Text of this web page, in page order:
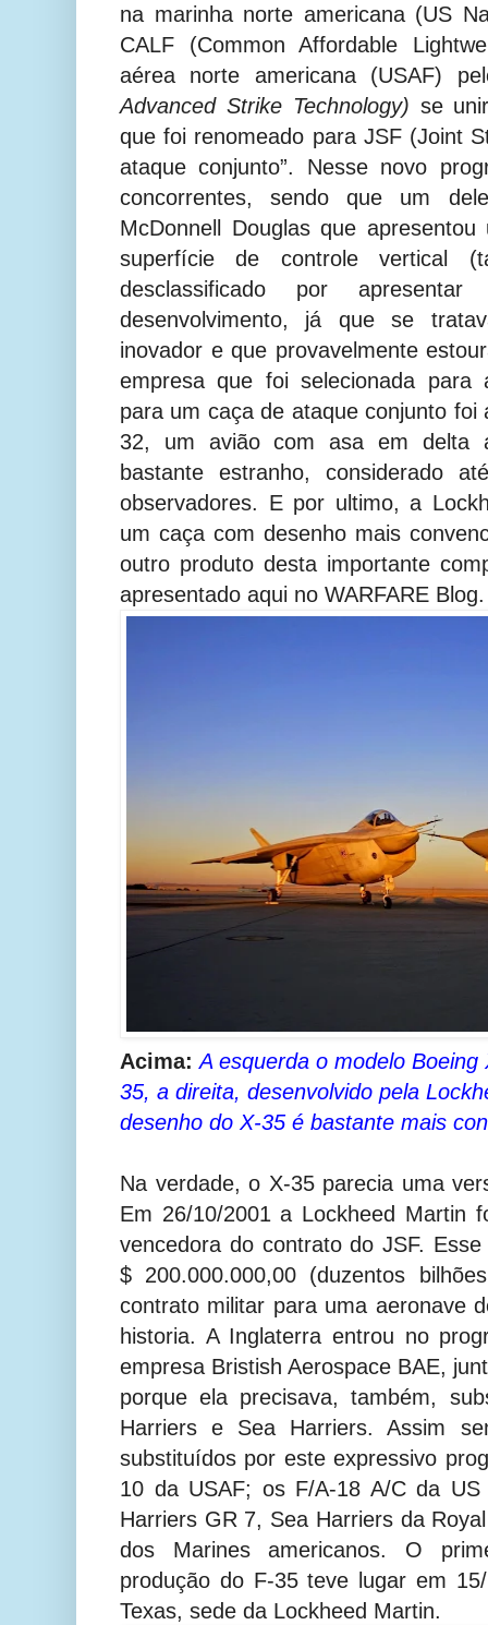
na marinha norte americana (US
CALF (Common Affordable
aérea norte americana (USAF)
Advanced Strike Technology) se
que foi renomeado para JSF (Joint
ataque conjunto”. Nesse novo
concorrentes, sendo que um
McDonnell Douglas que
superfície de controle vertical
desclassificado por
desenvolvimento, já que se
inovador e que provavelmente
empresa que foi selecionada para
para um caça de ataque conjunto
32, um avião com asa em delta
bastante estranho, considerado
observadores. E por ultimo, a
um caça com desenho mais
outro produto desta importante
apresentado aqui no WARFARE Blog.
Acima: A esquerda o modelo
35, a direita, desenvolvido pela
desenho do X-35 é bastante mais
Na verdade, o X-35 parecia uma
Em 26/10/2001 a Lockheed Martin
vencedora do contrato do JSF.
$ 200.000.000,00 (duzentos
contrato militar para uma aeronave
historia. A Inglaterra entrou no
empresa Bristish Aerospace BAE,
porque ela precisava, também,
Harriers e Sea Harriers. Assim
substituídos por este expressivo
10 da USAF; os F/A-18 A/C da
Harriers GR 7, Sea Harriers da
dos Marines americanos. O
produção do F-35 teve lugar em
Texas, sede da Lockheed Martin.